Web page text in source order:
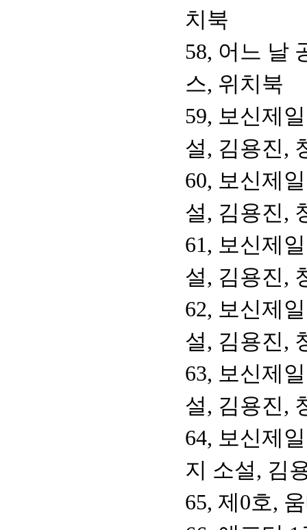
치북
58, 어느 날
스, 위치북
59, 보신제
설, 김용진,
60, 보신제
설, 김용진,
61, 보신제
설, 김용진,
62, 보신제
설, 김용진,
63, 보신제
설, 김용진,
64, 보신제
지 소설, 김
65, 제0호,